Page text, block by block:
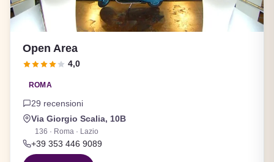
Open Area
4,0
ROMA
29 recensioni
Via Giorgio Scalia, 10B
136 · Roma · Lazio
+39 353 446 9089